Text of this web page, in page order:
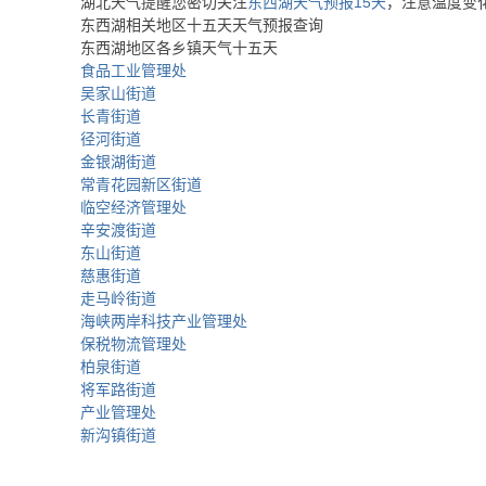
东西湖相关地区十五天天气预报查询
东西湖地区各乡镇天气十五天
食品工业管理处
吴家山街道
长青街道
径河街道
金银湖街道
常青花园新区街道
临空经济管理处
辛安渡街道
东山街道
慈惠街道
走马岭街道
海峡两岸科技产业管理处
保税物流管理处
柏泉街道
将军路街道
产业管理处
新沟镇街道